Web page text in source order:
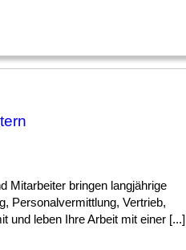
Mitarbeiter bringen langjährige
Personalvermittlung, Vertrieb,
und leben Ihre Arbeit mit einer [...]